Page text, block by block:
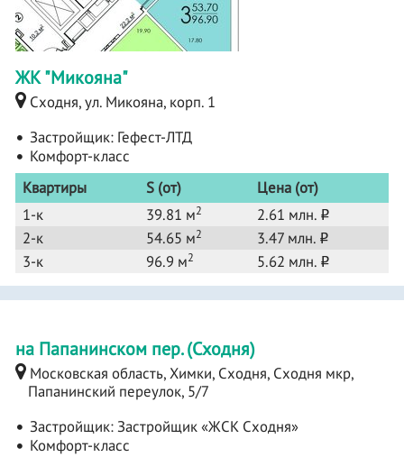
ЖК "Микояна"
Сходня, ул. Микояна, корп. 1
Застройщик: Гефест-ЛТД
Комфорт-класс
Квартиры
S (от)
Цена (от)
1-к
39.81 м2 2.61 млн. o
2-к 54.65 м2 3.47 млн. o
3-к 96.9 м2 5.62 млн. o
на Папанинском пер. (Сходня)
Московская область, Химки, Сходня, Сходня мкр,
Папанинский переулок, 5/7
Застройщик:Застройщик «ЖСК Сходня»
Комфорт-класс